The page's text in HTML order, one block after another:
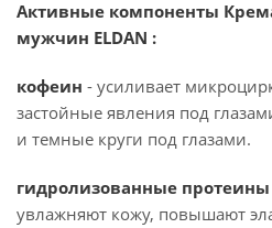
Активные компоненты
мужчин ELDAN :
кофеин - усиливает
застойные явления под
и темные круги под глазами.
гидролизованные протеины
увлажняют кожу, повышают